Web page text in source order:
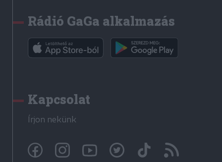
Rádió GaGa alkalmazás
Kapcsolat
Írjon nekünk